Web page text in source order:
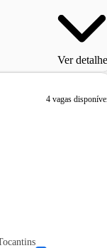
Ver
4 vagas